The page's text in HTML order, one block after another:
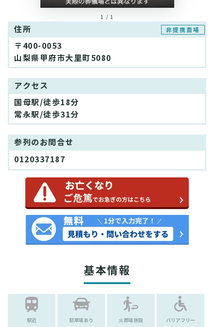
1 / 1
住所 非提携斎場
〒400-0053
山梨県甲府市大里町5080
アクセス
国母駅/徒歩18分
常永駅/徒歩31分
参列のお問合せ
0120337187
基本情報
駅近 駐車場あり 火葬場併設 バリアフリー